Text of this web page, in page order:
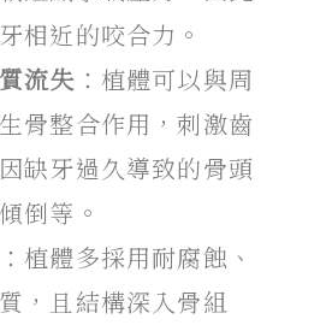
相近的咬合力。
流失 ：植體可以與周
骨整合作用，刺激齒
缺牙過久導致的骨頭
倒等。
：植體多採用耐腐蝕、
，且結構深入骨組